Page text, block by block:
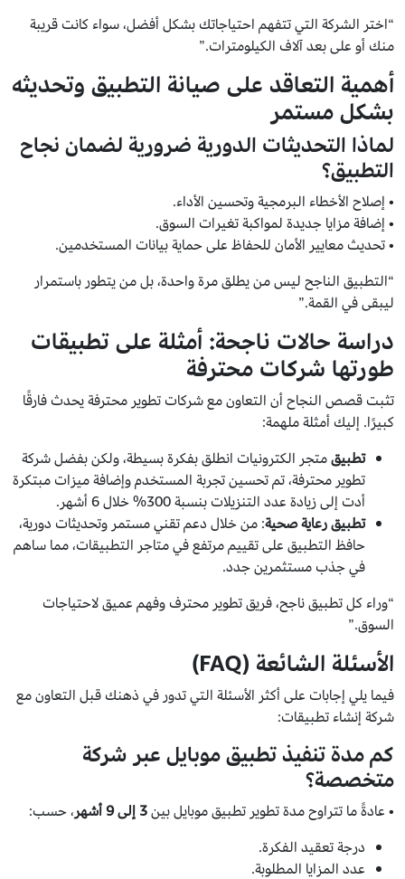
“اختر الشركة التي تتفهم احتياجاتك بشكل أفضل، سواء كانت قريبة
منك أو على بعد آلاف الكيلومترات.”
أهمية التعاقد على صيانة التطبيق وتحديثه
بشكل مستمر
لماذا التحديثات الدورية ضرورية لضمان نجاح
التطبيق؟
• إصلاح الأخطاء البرمجية وتحسين الأداء.
• إضافة مزايا جديدة لمواكبة تغيرات السوق.
• تحديث معايير الأمان للحفاظ على حماية بيانات المستخدمين.
“التطبيق الناجح ليس من يطلق مرة واحدة، بل من يتطور باستمرار
ليبقى في القمة.”
دراسة حالات ناجحة: أمثلة على تطبيقات
طورتها شركات محترفة
تثبت قصص النجاح أن التعاون مع شركات تطوير محترفة يحدث فارقًا
كبيرًا. إليك أمثلة ملهمة:
تطبيقمتجر الكترونيات انطلق بفكرة بسيطة، ولكن بفضل شركة
تطوير محترفة، تم تحسين تجربة المستخدم وإضافة ميزات مبتكرة
أدت إلى زيادة عدد التنزيلات بنسبة 300% خلال 6 أشهر.
تطبيق رعاية صحية: من خلال دعم تقني مستمر وتحديثات دورية،
حافظ التطبيق على تقييم مرتفع في متاجر التطبيقات، مما ساهم
في جذب مستثمرين جدد.
“وراء كل تطبيق ناجح، فريق تطوير محترف وفهم عميق لاحتياجات
السوق.”
الأسئلة الشائعة (FAQ)
فيما يلي إجابات على أكثر الأسئلة التي تدور في ذهنك قبل التعاون مع
شركة إنشاء تطبيقات:
كم مدة تنفيذ تطبيق موبايل عبر شركة
متخصصة؟
• عادةً ما تتراوح مدة تطوير تطبيق موبايل بين3 إلى 9 أشهر
، حسب:
درجة تعقيد الفكرة.
عدد المزايا المطلوبة.